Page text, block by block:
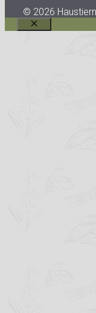
© 2026
Schließen